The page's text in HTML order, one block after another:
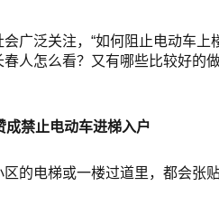
广泛关注，“如何阻止电动车上
人怎么看？又有哪些比较好的
成禁止电动车进梯入户
的电梯或一楼过道里，都会张